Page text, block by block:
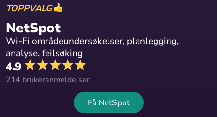
TOPPVALG
NetSpot
Wi-Fi områdeundersøkelser, planlegging,
analyse, feilsøking
4.9
214 brukeranmeldelser
Få NetSpot